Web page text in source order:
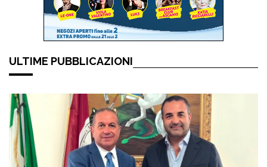
ULTIME PUBBLICAZIONI